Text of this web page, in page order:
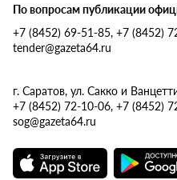
По вопросам публикации
+7 (8452) 69-51-85, +7 (8452)
tender@gazeta64.ru
г. Саратов, ул. Сакко и
+7 (8452) 72-10-06, +7 (8452)
sog@gazeta64.ru